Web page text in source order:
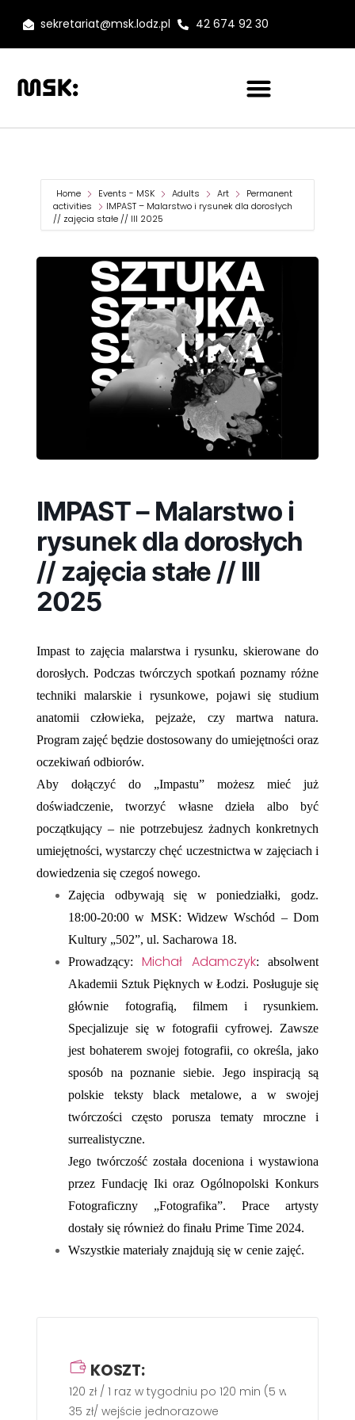
sekretariat@msk.lodz.pl 42 674 92 30
Home Events - MSK Adults Art
Permanent
activities
IMPAST – Malarstwo i rysunek dla dorosłych
// zajęcia stałe // III 2025
IMPAST – Malarstwo i
rysunek dla dorosłych
// zajęcia stałe // III
2025
Impast to zajęcia malarstwa i rysunku, skierowane do
dorosłych. Podczas twórczych spotkań poznamy różne
techniki malarskie i rysunkowe, pojawi się studium
anatomii człowieka, pejzaże, czy martwa natura.
Program zajęć będzie dostosowany do umiejętności oraz
oczekiwań odbiorów.
Aby dołączyć do „Impastu” możesz mieć już
doświadczenie, tworzyć własne dzieła albo być
początkujący – nie potrzebujesz żadnych konkretnych
umiejętności, wystarczy chęć uczestnictwa w zajęciach i
dowiedzenia się czegoś nowego.
Zajęcia odbywają się w poniedziałki, godz.
18:00-20:00 w MSK: Widzew Wschód – Dom
Kultury „502”, ul. Sacharowa 18.
Prowadzący:Michał Adamczyk: absolwent
Akademii Sztuk Pięknych w Łodzi. Posługuje się
głównie fotografią, filmem i rysunkiem.
Specjalizuje się w fotografii cyfrowej. Zawsze
jest bohaterem swojej fotografii, co określa, jako
sposób na poznanie siebie. Jego inspiracją są
polskie teksty black metalowe, a w swojej
twórczości często porusza tematy mroczne i
surrealistyczne.
Jego twórczość została doceniona i wystawiona
przez Fundację Iki oraz Ogólnopolski Konkurs
Fotograficzny „Fotografika”. Prace artysty
dostały się również do finału Prime Time 2024.
Wszystkie materiały znajdują się w cenie zajęć.
KOSZT:
120 zł / 1 raz w tygodniu po 120 min (5 wejść)
35 zł/ wejście jednorazowe